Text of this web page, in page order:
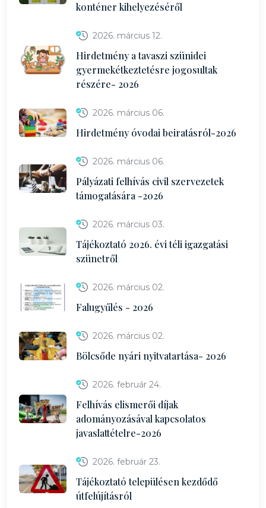
konténer kihelyezéséről
2026. március 12.
Hirdetmény a tavaszi szünidei
gyermekétkeztetésre jogosultak
részére- 2026
2026. március 06.
Hirdetmény óvodai beiratásról-2026
2026. március 06.
Pályázati felhívás civil szervezetek
támogatására -2026
2026. március 03.
Tájékoztató 2026. évi téli igazgatási
szünetről
2026. március 02.
Falugyűlés - 2026
2026. március 02.
Bölcsőde nyári nyitvatartása- 2026
2026. február 24.
Felhívás elismerői díjak
adományozásával kapcsolatos
javaslattételre-2026
2026. február 23.
Tájékoztató településen kezdődő
útfelújításról